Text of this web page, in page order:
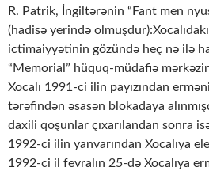
R. Patrik, İngiltərənin “Fant men
(hadisə yerində
ictimaiyyətinin gözündə heç nə ilə
“Memorial” hüquq-müdafiə
Xocalı 1991-ci ilin payızından
tərəfindən əsasən blokadaya
daxili qoşunlar çıxarılandan sonra
1992-ci ilin yanvarından Xocalıya
1992-ci il fevralın 25-də Xocalıya